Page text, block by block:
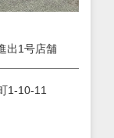
出1号店舗
1-10-11